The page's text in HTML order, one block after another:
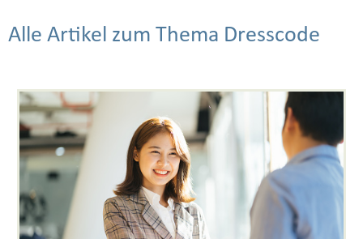
Alle Artikel zum Thema Dresscode